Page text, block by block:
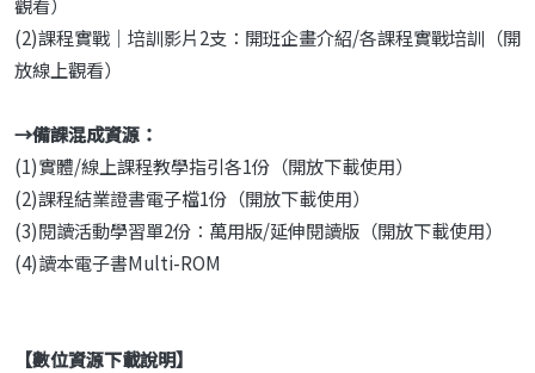
(2)課程實戰｜培訓影片2支：開班企畫介紹/各課程實戰培訓（開
放線上觀看）
→備課混成資源：
(1)實體/線上課程教學指引各1份（開放下載使用）
(2)課程結業證書電子檔1份（開放下載使用）
(3)閱讀活動學習單2份：萬用版/延伸閱讀版（開放下載使用）
(4)讀本電子書Multi-ROM
【數位資源下載說明】